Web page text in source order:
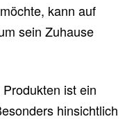
kann auf
sein Zuhause
ist ein
hinsichtlich